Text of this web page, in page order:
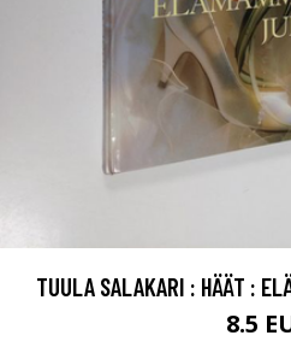
TUULA SALAKARI : HÄÄT :
8.5